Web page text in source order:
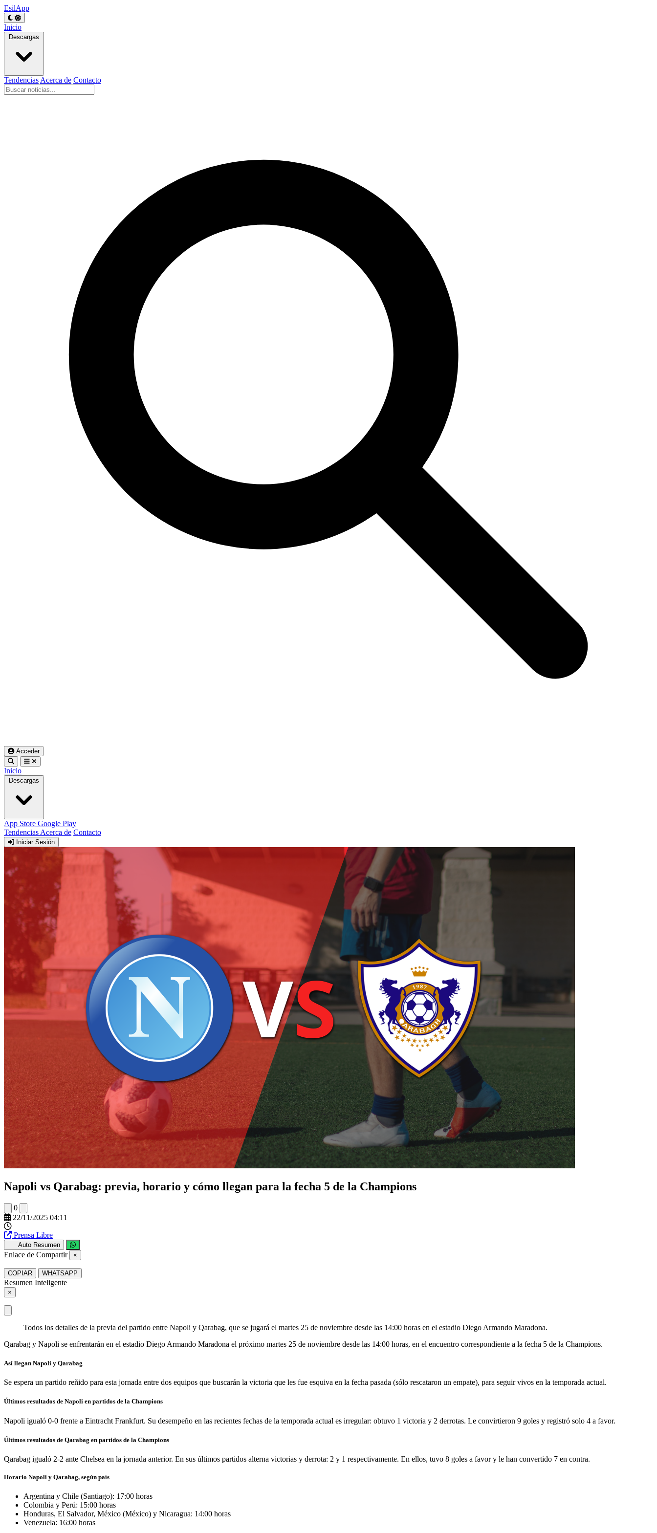
EsilApp
Inicio
Descargas
Tendencias Acerca de Contacto
Acceder
Inicio
Descargas
App Store Google Play
Tendencias Acerca de Contacto
Iniciar Sesión
Napoli vs Qarabag: previa, horario y cómo llegan para la fecha 5 de la Champions
0
22/11/2025 04:11
Prensa Libre
Auto Resumen
Enlace de Compartir ×
COPIAR WHATSAPP
Resumen Inteligente
×
Todos los detalles de la previa del partido entre Napoli y Qarabag, que se jugará el martes 25 de noviembre desde las 14:00 horas en el estadio Diego Armando Maradona.
Qarabag y Napoli se enfrentarán en el estadio Diego Armando Maradona el próximo martes 25 de noviembre desde las 14:00 horas, en el encuentro correspondiente a la fecha 5 de la Champions.
Así llegan Napoli y Qarabag
Se espera un partido reñido para esta jornada entre dos equipos que buscarán la victoria que les fue esquiva en la fecha pasada (sólo rescataron un empate), para seguir vivos en la temporada actual.
Últimos resultados de Napoli en partidos de la Champions
Napoli igualó 0-0 frente a Eintracht Frankfurt. Su desempeño en las recientes fechas de la temporada actual es irregular: obtuvo 1 victoria y 2 derrotas. Le convirtieron 9 goles y registró solo 4 a favor.
Últimos resultados de Qarabag en partidos de la Champions
Qarabag igualó 2-2 ante Chelsea en la jornada anterior. En sus últimos partidos alterna victorias y derrota: 2 y 1 respectivamente. En ellos, tuvo 8 goles a favor y le han convertido 7 en contra.
Horario Napoli y Qarabag, según país
Argentina y Chile (Santiago): 17:00 horas
Colombia y Perú: 15:00 horas
Honduras, El Salvador, México (México) y Nicaragua: 14:00 horas
Venezuela: 16:00 horas